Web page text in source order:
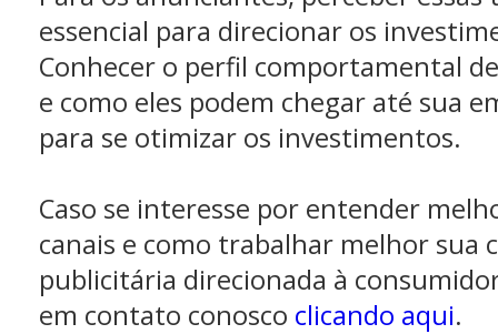
essencial para direcionar os
Conhecer o perfil comportamental
e como eles podem chegar até sua
para se otimizar os investimentos.
Caso se interesse por entender
canais e como trabalhar melhor sua
publicitária direcionada à
em contato conosco clicando aqui.